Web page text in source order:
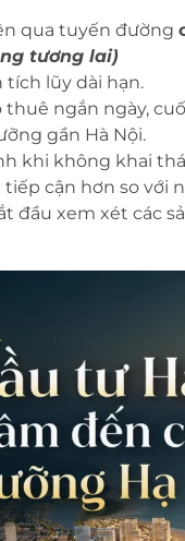
qua tuyến đường
tương lai)
tích lũy dài hạn.
ngắn ngày,
gần Hà Nội.
khi không khai
cận hơn so với
đầu xem xét các